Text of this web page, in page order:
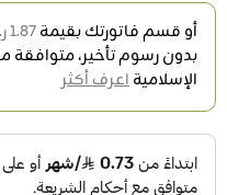
أو قسم فاتورتك بقيمة1.87 ر.س
بدون رسوم تأخير، متوافقة
الإسلاميةاعرف أكثر